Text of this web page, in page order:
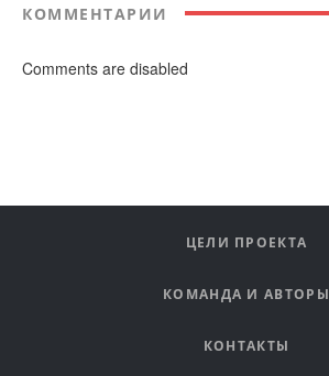
КОММЕНТАРИИ
Comments are disabled
ЦЕЛИ ПРОЕКТА
КОМАНДА И АВТОРЫ
КОНТАКТЫ